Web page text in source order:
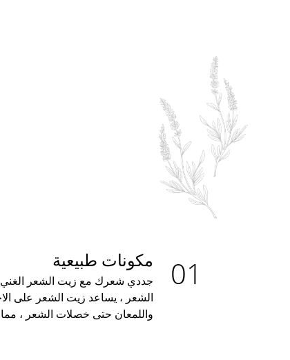
مكونات طبيعية
جددي شعرك مع زيت الشعر الغني
الشعر ، يساعد زيت الشعر على
واللمعان حتى خصلات الشعر ، مما